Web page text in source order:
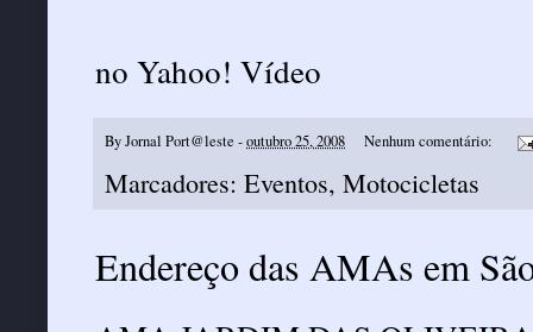
no Yahoo! Vídeo
ByJornal Port@leste -outubro 25, 2008 Nenhum comentário:
Marcadores: Eventos, Motocicletas
Endereço das AMAs em